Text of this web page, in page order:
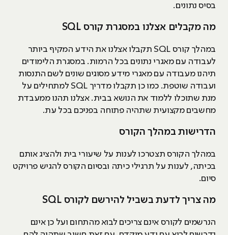
בסיס נתונים.
מה מקבלים אצלנו במסגרת קורס SQL
במהלך קורס SQL תקבלו אצלנו את הידע המקיף ביותר
לעבודה עם מאגרי נתונים בכל הרמות. במסגרת הלימודים
תיהנו מעבודה עם מאגרי מידע מסוגים שונים לשם התנסות
ועבודה שוטפת. כמו כן תקבלו מדריך SQL למתחילים על
מנת שתוכלו ללמוד את הנושא בבית. אצלנו תהנו ממעבדת
מחשבים מקצועית שתהיה פתוחה בפניכם בכל עת.
הדרישות במהלך הקורס
במהלך הקורס תצטרכו לענות על שיעורי בית ולהציג אותם
בכיתה, לענות על תרגילי כיתה ובסיום הקורס להגיש פרויקט
סיום.
מה צריך לדעת בשביל להירשם לקורס SQL
הנרשמים לקורס אינם צריכים לבוא מהתחום ועל כן אינם